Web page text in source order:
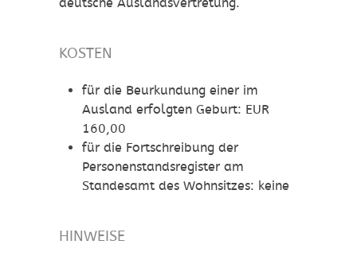
deutsche Auslandsvertretung.
KOSTEN
für die Beurkundung einer im
Ausland erfolgten Geburt: EUR
160,00
für die Fortschreibung der
Personenstandsregister am
Standesamt des Wohnsitzes: keine
HINWEISE